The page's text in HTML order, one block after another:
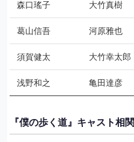
森口瑤子 大竹真樹
葛山信吾 河原雅也
須賀健太 大竹幸太郎
浅野和之 亀田達彦
『僕の歩く道』キャスト相